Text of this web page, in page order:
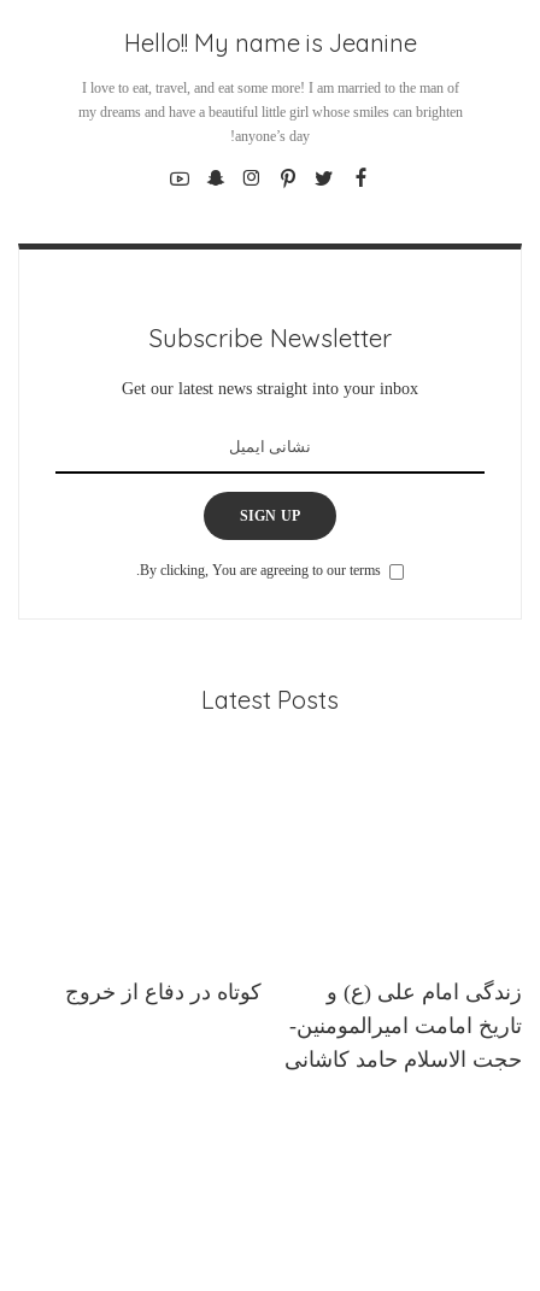
Hello!! My name is Jeanine
I love to eat, travel, and eat some more! I am married to the man of
my dreams and have a beautiful little girl whose smiles can brighten
anyone’s day!
Subscribe Newsletter
Get our latest news straight into your inbox
SIGN UP
By clicking, You are agreeing to our terms.
Latest Posts
زندگی امام علی (ع) و
تاریخ امامت امیرالمومنین-
حجت الاسلام حامد کاشانی
کوتاه در دفاع از خروج